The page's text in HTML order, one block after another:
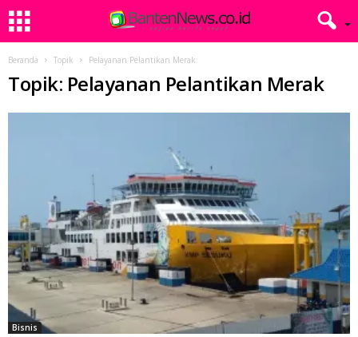
Beranda Topik Pelayanan Pelantikan Merak
Topik: Pelayanan Pelantikan Merak
Bisnis